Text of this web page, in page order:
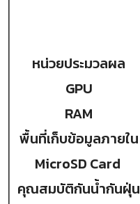
หน่วยประมวลผล
GPU
RAM
พื้นที่เก็บข้อมูลภายใน
MicroSD Card
คุณสมบัติกันนํ้ากันฝุ่น